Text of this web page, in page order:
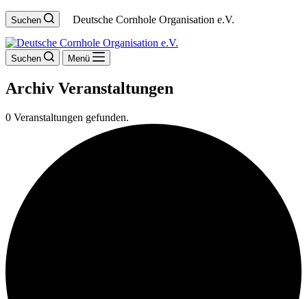
Suchen Deutsche Cornhole Organisation e.V.
Suchen Menü
Archiv Veranstaltungen
0 Veranstaltungen gefunden.